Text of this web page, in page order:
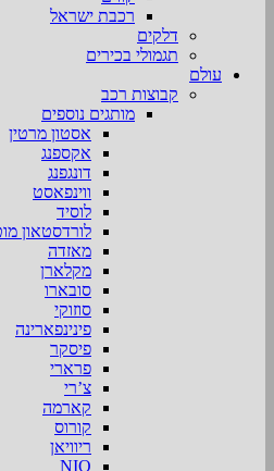
רכבת ישראל
דלקים
תגמולי בכירים
עולם
קבוצות רכב
מותגים נוספים
אסטון מרטין
אקספנג
דונגפנג
ווינפאסט
לוסיד
לורדסטאון
מאזדה
מקלארן
סובארו
סוזוקי
פינינפארינה
פיסקר
פרארי
צ’רי
קארמה
קורוס
ריוויאן
NIO